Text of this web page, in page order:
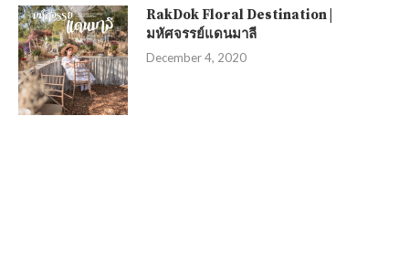
RakDok Floral Destination |
มหัศจรรย์แดนมาลี
December 4, 2020